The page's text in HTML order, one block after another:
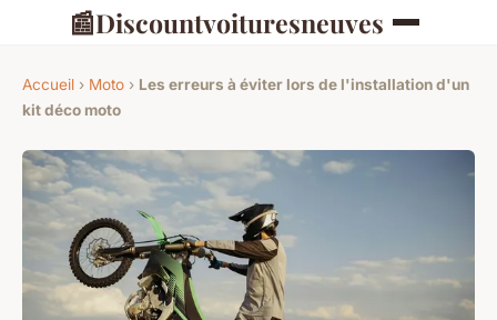
📰Discountvoituresneuves
Accueil › Moto › Les erreurs à éviter lors de l'installation d'un
kit déco moto